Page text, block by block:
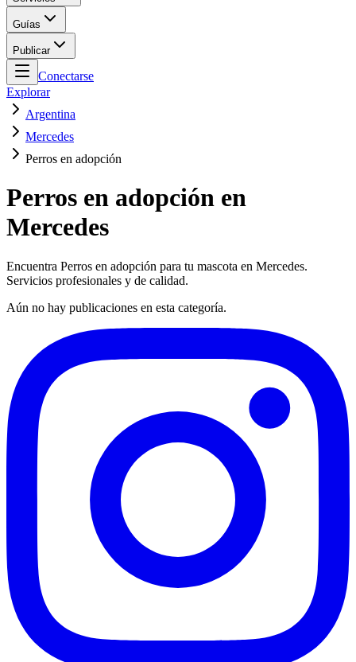
Guías
Publicar
Conectarse
Explorar
Argentina
Mercedes
Perros en adopción
Perros en adopción en
Mercedes
Encuentra Perros en adopción para tu mascota en Mercedes.
Servicios profesionales y de calidad.
Aún no hay publicaciones en esta categoría.